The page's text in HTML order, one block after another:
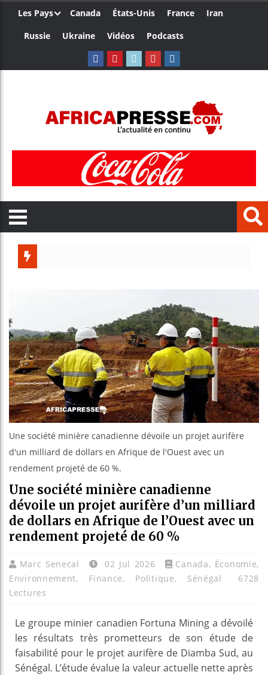
Les Pays Canada États-Unis France
Iran
Russie
Ukraine Vidéos Podcasts
Bénin :
Aliko
Une société minière canadienne dévoile un projet aurifère
d'un milliard de dollars en Afrique de l'Ouest avec un
rendement projeté de 60 %.
Une société minière canadienne
dévoile un projet aurifère d’un milliard
de dollars en Afrique de l’Ouest avec un
rendement projeté de 60 %
Marc Senecal 02 Jul 2026 Canada, Économie,
Environnement, Finance, Politique, Sénégal
6728
Lectures
Le groupe minier canadien Fortuna Mining a dévoilé
les résultats très prometteurs de son étude de
faisabilité pour le projet aurifère de Diamba Sud, au
Sénégal. L’étude évalue la valeur actuelle nette après